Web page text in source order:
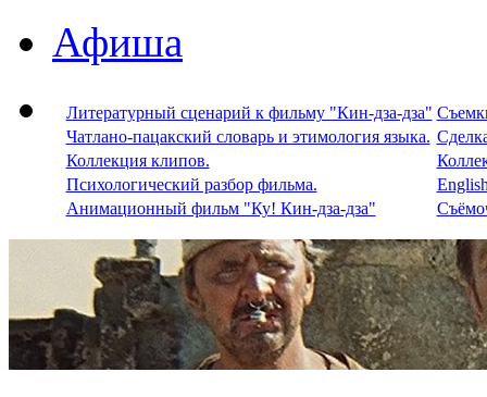
Афиша
Литературный сценарий к фильму "Кин-дза-дза"
Чатлано-пацакский словарь и этимология языка.
Коллекция клипов.
Психологический разбор фильма.
Анимационный фильм "Ку! Кин-дза-дза"